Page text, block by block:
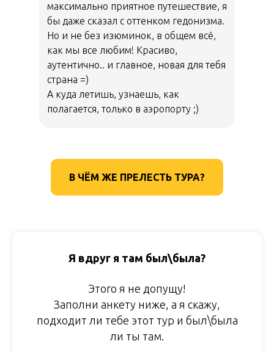
максимально приятное путешествие, я
бы даже сказал с оттенком гедонизма.
Но и не без изюминок, в общем всё,
как мы все любим! Красиво,
аутентично.. и главное, новая для тебя
страна =)
А куда летишь, узнаешь, как
полагается, только в аэропорту ;)
В ЧЁМ ЖЕ ПРЕЛЕСТЬ ТУРА?
Я вдруг я там был\была?
Этого я не допущу!
Заполни анкету ниже, а я скажу,
подходит ли тебе этот тур и был\была
ли ты там.